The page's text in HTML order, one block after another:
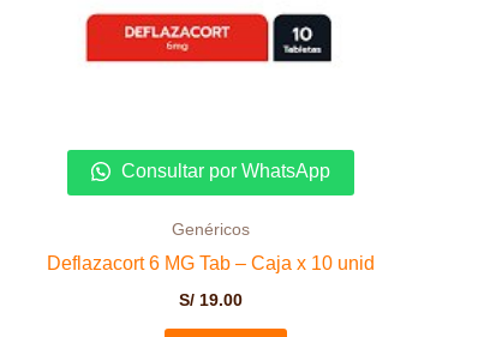
Consultar por WhatsApp
Genéricos
Deflazacort 6 MG Tab – Caja x 10 unid
S/ 19.00